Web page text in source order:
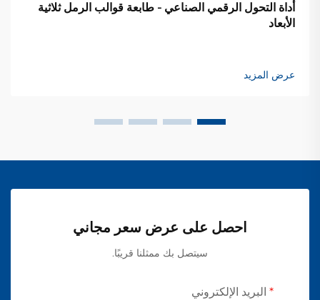
أداة التحول الرقمي الصناعي - طابعة قوالب الرمل ثلاثية
الأبعاد
عرض المزيد
احصل على عرض سعر مجاني
سيتصل بك ممثلنا قريبًا.
البريد الإلكتروني